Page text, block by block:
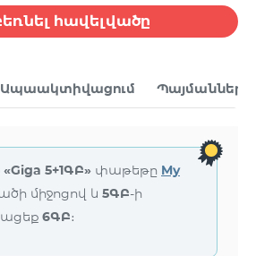
հավելվածը
Ապաակտիվացում Պայմաններ
«Giga 5+1ԳԲ» փաթեթը My
միջոցով և 5ԳԲ-ի
6ԳԲ։